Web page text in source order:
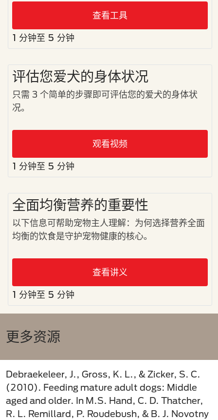
查看工具
1 分钟至 5 分钟
评估您爱犬的身体状况
只需 3 个简单的步骤即可评估您的爱犬的身体状
况。
观看视频
1 分钟至 5 分钟
全面均衡营养的重要性
以下信息可帮助宠物主人理解：为何选择营养全面
均衡的饮食是守护宠物健康的核心。
查看讲义
1 分钟至 5 分钟
更多资源
Debraekeleer, J., Gross, K. L., & Zicker, S. C.
(2010). Feeding mature adult dogs: Middle
aged and older. In M.S. Hand, C. D. Thatcher,
R. L. Remillard, P. Roudebush, & B. J. Novotny